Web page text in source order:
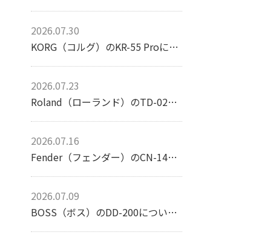
2026.07.30
KORG（コルグ）のKR-55 Proについて【リズムマシン】
2026.07.23
Roland（ローランド）のTD-02Kについて【電子ドラム】
2026.07.16
Fender（フェンダー）のCN-140SCEについて【アコースティックギター】
2026.07.09
BOSS（ボス）のDD-200について【エフェクター】